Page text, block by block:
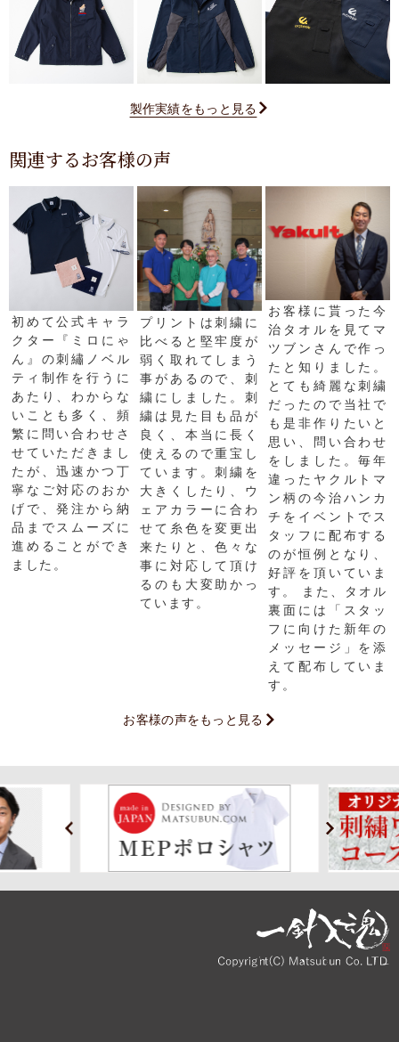
製作実績をもっと見る
関連するお客様の声
初めて公式キャラ
クター『ミロにゃ
ん』の刺繡ノベル
ティ制作を行うに
あたり、わからな
いことも多く、頻
繁に問い合わせさ
せていただきまし
たが、迅速かつ丁
寧なご対応のおか
げで、発注から納
品までスムーズに
進めることができ
ました。
プリントは刺繍に
比べると堅牢度が
弱く取れてしまう
事があるので、刺
繍にしました。刺
繍は見た目も品が
良く、本当に長く
使えるので重宝し
ています。刺繍を
大きくしたり、ウ
ェアカラーに合わ
せて糸色を変更出
来たりと、色々な
事に対応して頂け
るのも大変助かっ
ています。
お客様に貰った今
治タオルを見てマ
ツブンさんで作っ
たと知りました。
とても綺麗な刺繍
だったので当社で
も是非作りたいと
思い、問い合わせ
をしました。毎年
違ったヤクルトマ
ン柄の今治ハンカ
チをイベントでス
タッフに配布する
のが恒例となり、
好評を頂いていま
す。 また、タオル
裏面には「スタッ
フに向けた新年の
メッセージ」を添
えて配布していま
す。
お客様の声をもっと見る